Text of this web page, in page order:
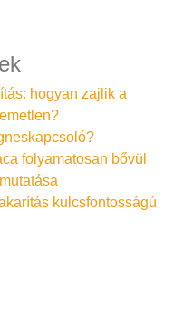
hogyan zajlik a
folyamatosan bővül
kulcsfontosságú